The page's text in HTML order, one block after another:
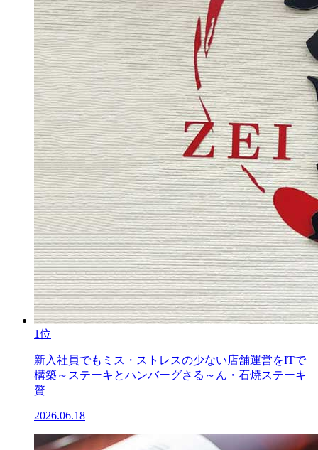
1位
新入社員でもミス・ストレスの少ない店舗運営をITで
構築～ステーキとハンバーグさる～ん・石焼ステーキ
贅
2026.06.18